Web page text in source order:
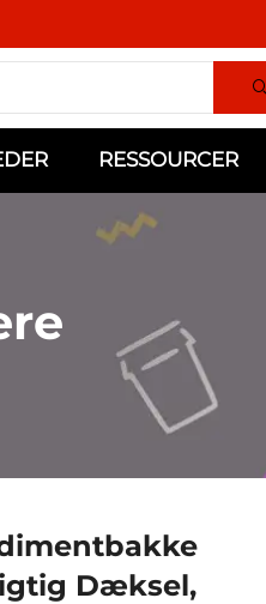
RESSOURCER
Dæksel,